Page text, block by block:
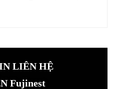
LIÊN HỆ
Fujinest